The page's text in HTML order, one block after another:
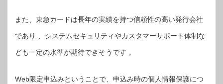
また、東急カードは長年の実績を持つ信頼性の高い発行会社
であり 、システムセキュリティやカスタマーサポート体制な
ども一定の水準が期待できそうです 。
Web限定申込みということで、申込み時の個人情報保護につ